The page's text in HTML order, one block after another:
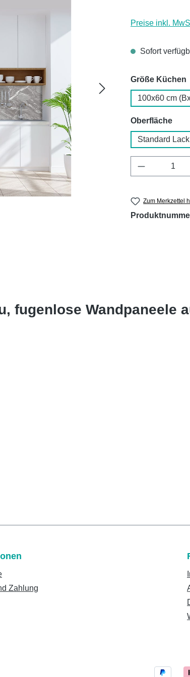
Preise inkl.
Sofort
Größe Küchen
100x60 cm
Oberfläche
Standard Lack
Produkt
Zum Merkzettel
fugenlose Wandpaneele
Zahlung